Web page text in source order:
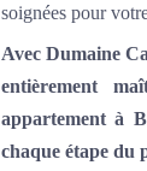
soignées pour
Avec Dumaine
entièrement
appartement à
chaque étape du